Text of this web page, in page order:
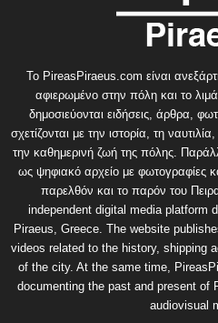
Το PireasPiraeus.com είναι
αφιερωμένο στην πόλη και το
δημοσιεύονται ειδήσεις, άρθρα,
σχετίζονται με την ιστορία, τη
την καθημερινή ζωή της πόλης.
ως ψηφιακό αρχείο με φωτογραφίες
παρελθόν και το παρόν του
independent digital media platform
Piraeus, Greece. The website
videos related to the history, shipping
of the city. At the same time,
documenting the past and present of
audiovisual